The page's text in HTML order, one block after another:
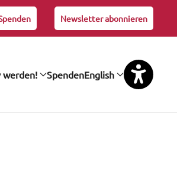
Newsletter abonnieren
werden! SpendenEnglish